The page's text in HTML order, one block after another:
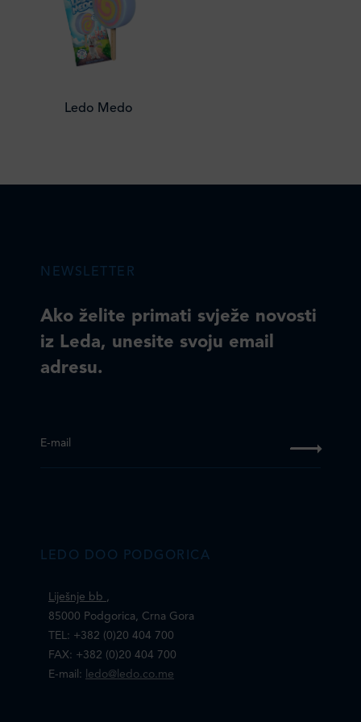
Ledo Medo
NEWSLETTER
Ako želite primati svježe novosti
iz Leda, unesite svoju email
adresu.
E-mail
LEDO DOO PODGORICA
Liješnje bb ,
85000 Podgorica, Crna Gora
TEL: +382 (0)20 404 700
FAX: +382 (0)20 404 700
E-mail:
ledo@ledo.co.me